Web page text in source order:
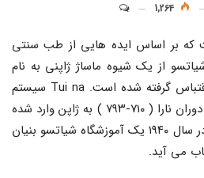
1,264
که بر اساس ایده هایی از طب سنتی
از یک شیوه ماساژ ژاپنی به نام
Anma می آید و از tui na اقتباس گرفته شده است. Tui na سیستم
بدن سازی چینی است که در دوران نارا ( ۷۱۰-۷۹۳ ) به ژاپن وارد شده
است. Tokujiro Namikoshi در سال ۱۹۴۰ یک آموزشگاه شیاتسو بنیان
می آید.